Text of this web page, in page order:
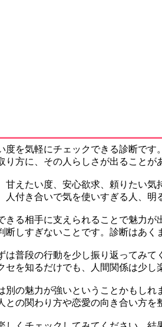
を気軽にチェックできる診断で
方に、その人らしさが出ることが
えたい度、安心欲求、頼りたい
付き合いで気を使いすぎる人、
る相手に支えられることで魅力
しすぎないことです。診断はあ
は普段の行動を少し振り返ってみ
を知るだけでも、人間関係は少し
別の魅力が強いということかもし
の関わり方や恋愛の向き合い方を